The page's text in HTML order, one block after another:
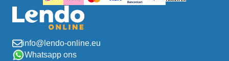
info@lendo-online.eu
Whatsapp ons